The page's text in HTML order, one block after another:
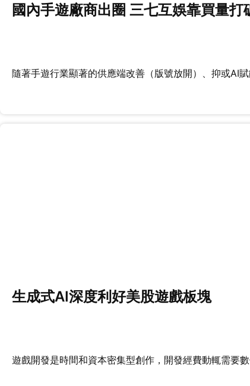
國內手遊廠商出圈 三七互娛靠買量打
隨著手遊行業顯著的供應端改善（版號放開）、抑或AI
生成式AI深度利好美股遊戲板塊
遊戲開發是時間和資本密集型創作，開發經費動輒需要